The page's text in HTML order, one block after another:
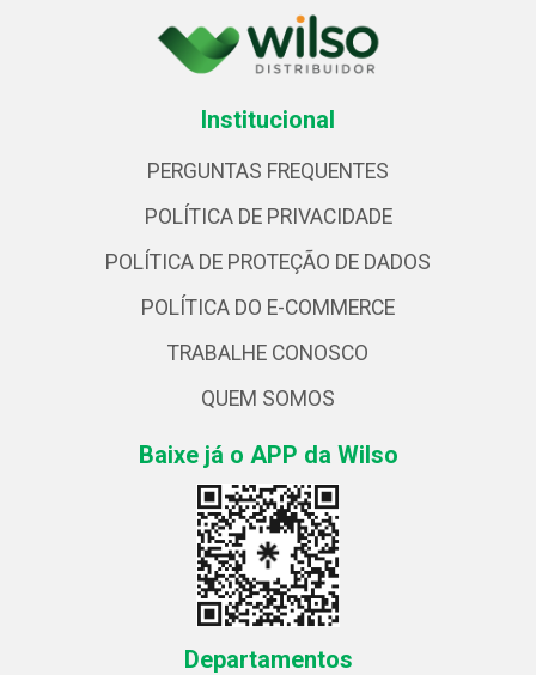
Institucional
PERGUNTAS FREQUENTES
POLÍTICA DE PRIVACIDADE
POLÍTICA DE PROTEÇÃO DE DADOS
POLÍTICA DO E-COMMERCE
TRABALHE CONOSCO
QUEM SOMOS
Baixe já o APP da Wilso
Departamentos